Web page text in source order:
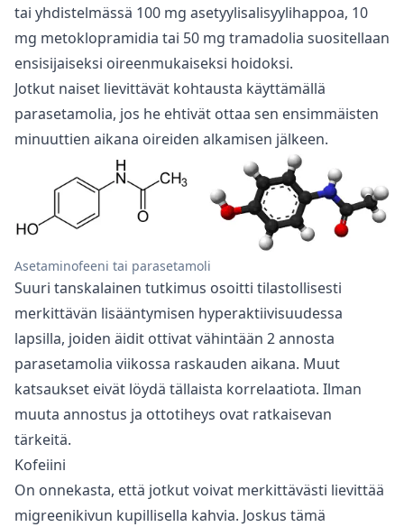
tai yhdistelmässä 100 mg asetyylisalisyylihappoa, 10
mg metoklopramidia tai 50 mg tramadolia suositellaan
ensisijaiseksi oireenmukaiseksi hoidoksi.
Jotkut naiset lievittävät kohtausta käyttämällä
parasetamolia, jos he ehtivät ottaa sen ensimmäisten
minuuttien aikana oireiden alkamisen jälkeen.
Asetaminofeeni tai parasetamoli
Suuri tanskalainen tutkimus osoitti tilastollisesti
merkittävän lisääntymisen hyperaktiivisuudessa
lapsilla, joiden äidit ottivat vähintään 2 annosta
parasetamolia viikossa raskauden aikana. Muut
katsaukset eivät löydä tällaista korrelaatiota. Ilman
muuta annostus ja ottotiheys ovat ratkaisevan
tärkeitä.
Kofeiini
On onnekasta, että jotkut voivat merkittävästi lievittää
migreenikivun kupillisella kahvia. Joskus tämä